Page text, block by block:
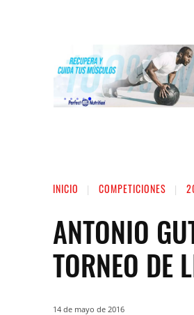
INICIO COMPETICIONES
ANTONIO
TORNEO DE
14 de mayo de 2016